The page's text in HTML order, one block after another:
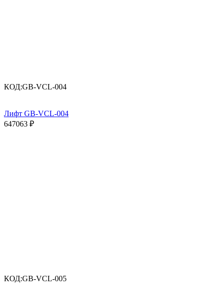
КОД:GB-VCL-004
Лифт GB-VCL-004
647063 ₽
КОД:GB-VCL-005